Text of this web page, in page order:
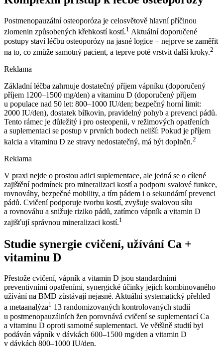
Postmenopauzální osteoporóza je celosvětově hlavní příčinou
zlomenin způsobených křehkostí kostí.1 Aktuální doporučené
postupy staví léčbu osteoporózy na jasné logice −⁠ nejprve se zaměřit
na to, co zmůže samotný pacient, a teprve poté vrstvit další kroky.2
Reklama
Základní léčba zahrnuje dostatečný příjem vápníku (doporučený
příjem 1200–1500 mg⁠/⁠den) a vitaminu D (doporučený příjem
u populace nad 50 let: 800–1000 IU⁠/⁠den; bezpečný horní limit:
2000 IU⁠/⁠den), dostatek bílkovin, pravidelný pohyb a prevenci pádů.
Tento rámec je důležitý i pro osteopenii, v režimových opatřeních
a suplementaci se postup v prvních bodech neliší: Pokud je příjem
kalcia a vitaminu D ze stravy nedostatečný, má být doplněn.2
Reklama
V praxi nejde o prostou adici suplementace, ale jedná se o cílené
zajištění podmínek pro mineralizaci kostí a podporu svalové funkce,
rovnováhy, bezpečné mobility, a tím pádem i o sekundární prevenci
pádů. Cvičení podporuje tvorbu kostí, zvyšuje svalovou sílu
a rovnováhu a snižuje riziko pádů, zatímco vápník a vitamin D
zajišťují správnou mineralizaci kostí.1
Studie synergie cvičení, užívání Ca +
vitaminu D
Přestože cvičení, vápník a vitamin D jsou standardními
preventivními opatřeními, synergické účinky jejich kombinovaného
užívání na BMD zůstávají nejasné. Aktuální systematický přehled
a metaanalýza1 13 randomizovaných kontrolovaných studií
u postmenopauzálních žen porovnává cvičení se suplementací Ca
a vitaminu D oproti samotné suplementaci. Ve většině studií byl
podáván vápník v dávkách 600–1500 mg⁠/⁠den a vitamin D
v dávkách 800–1000 IU⁠/⁠den.